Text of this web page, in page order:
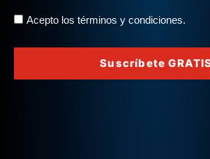
Acepto los términos y condiciones.
Suscríbete